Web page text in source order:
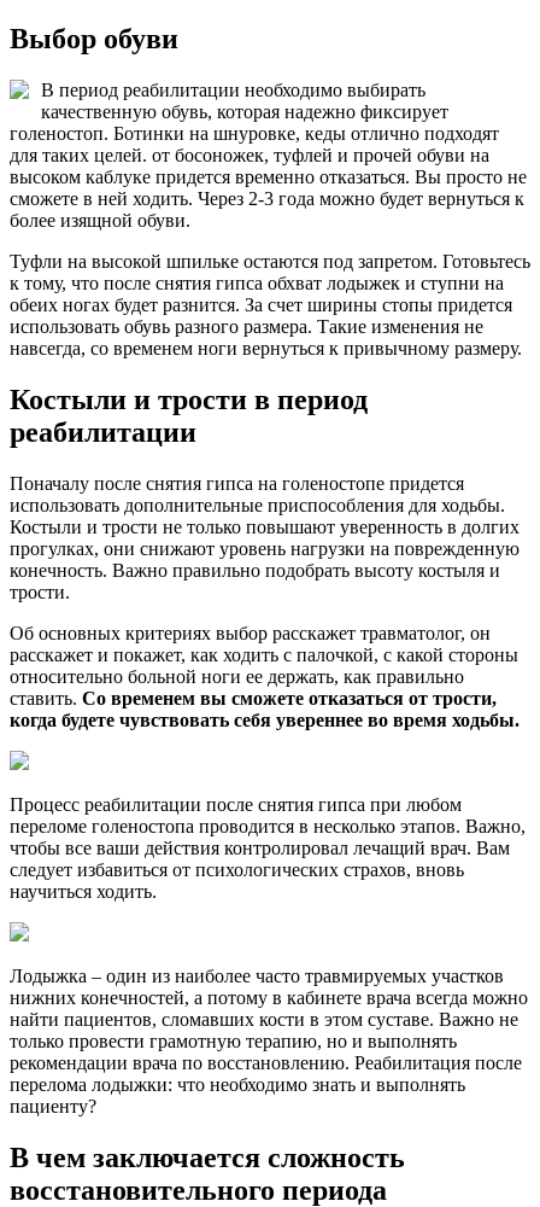
Выбор обуви
В период реабилитации необходимо выбирать
качественную обувь, которая надежно фиксирует
голеностоп. Ботинки на шнуровке, кеды отлично подходят
для таких целей. от босоножек, туфлей и прочей обуви на
высоком каблуке придется временно отказаться. Вы просто не
сможете в ней ходить. Через 2-3 года можно будет вернуться к
более изящной обуви.
Туфли на высокой шпильке остаются под запретом. Готовьтесь
к тому, что после снятия гипса обхват лодыжек и ступни на
обеих ногах будет разнится. За счет ширины стопы придется
использовать обувь разного размера. Такие изменения не
навсегда, со временем ноги вернуться к привычному размеру.
Костыли и трости в период
реабилитации
Поначалу после снятия гипса на голеностопе придется
использовать дополнительные приспособления для ходьбы.
Костыли и трости не только повышают уверенность в долгих
прогулках, они снижают уровень нагрузки на поврежденную
конечность. Важно правильно подобрать высоту костыля и
трости.
Об основных критериях выбор расскажет травматолог, он
расскажет и покажет, как ходить с палочкой, с какой стороны
относительно больной ноги ее держать, как правильно
ставить. Со временем вы сможете отказаться от трости,
когда будете чувствовать себя увереннее во время ходьбы.
Процесс реабилитации после снятия гипса при любом
переломе голеностопа проводится в несколько этапов. Важно,
чтобы все ваши действия контролировал лечащий врач. Вам
следует избавиться от психологических страхов, вновь
научиться ходить.
Лодыжка – один из наиболее часто травмируемых участков
нижних конечностей, а потому в кабинете врача всегда можно
найти пациентов, сломавших кости в этом суставе. Важно не
только провести грамотную терапию, но и выполнять
рекомендации врача по восстановлению. Реабилитация после
перелома лодыжки: что необходимо знать и выполнять
пациенту?
В чем заключается сложность
восстановительного периода